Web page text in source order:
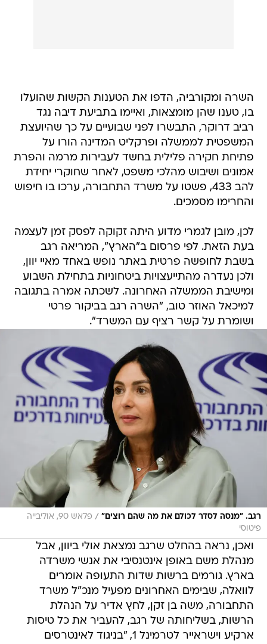
השרה ומקורביה, הדפו את הטענות הקשות שהועלו
בו, טענו שהן מומצאות, ואיימו בתביעת דיבה נגד
רביב דרוקר, התבשרו לפני שבועיים על כך שהיועצת
המשפטית לממשלה ופרקליט המדינה הורו על
פתיחת חקירה פלילית בחשד לעבירות מרמה והפרת
אמונים ושיבוש מהלכי משפט, לאחר שחוקרי יחידת
להב 433, פשטו על משרד התחבורה, ערכו בו חיפוש
והחרימו מסמכים.
לכן, מובן לגמרי מדוע היתה זקוקה לפסק זמן לעצמה
בעת הזאת. לפי פרסום ב"הארץ", המריאה רגב
בשבת לחופשה פרטית באתר נופש באחד מאיי יוון,
ולכן נעדרה מהתייעצויות ביטחוניות בתחילת השבוע
ומישיבת הממשלה האחרונה. לשכתה אמרה בתגובה
למיכאל האוזר טוב, "השרה רגב בביקור פרטי
ושומרת על קשר רציף עם המשרד".
רגב. "מנסה לסדר לכולם את מה שהם רוצים" /
פלאש 90, אוליבייה
פיטוסי
ואכן, נראה בהחלט שרגב נמצאת אולי ביוון, אבל
מנהלת משם באופן אינטנסיבי את אנשי משרדה
בארץ. גורמים ברשות שדות התעופה אומרים
לוואלה, שבימים האחרונים מפעיל מנכ"ל משרד
התחבורה, משה בן זקן, לחץ אדיר על הנהלת
הרשות, בשליחותה של רגב, להעביר את כל טיסות
ארקיע וישראייר לטרמינל 1, "בניגוד לאינטרסים